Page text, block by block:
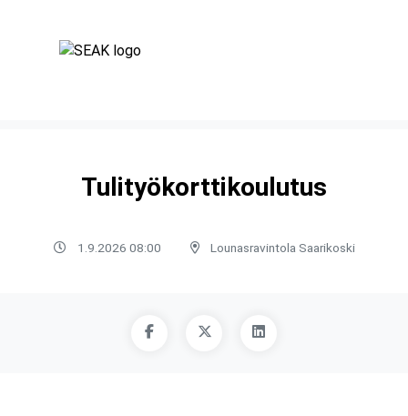
Tulityökorttikoulutus
1.9.2026 08:00 Lounasravintola Saarikoski